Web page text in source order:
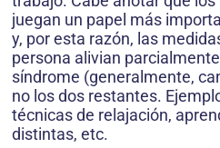
juegan un papel más
y, por esta razón, las
persona alivian
síndrome (generalmente,
no los dos restantes.
técnicas de relajación,
distintas, etc.